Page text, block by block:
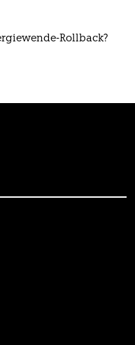
Rollback?